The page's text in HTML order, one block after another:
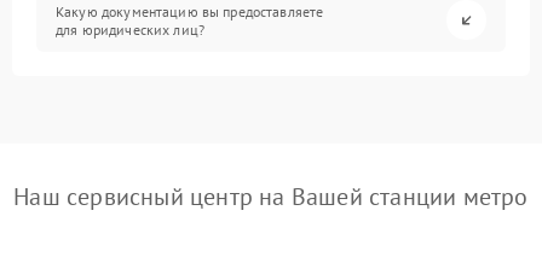
Какую документацию вы предоставляете
для юридических лиц?
Наш сервисный центр на Вашей станции метро